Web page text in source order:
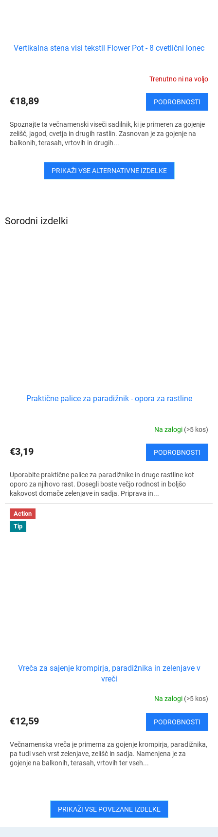
Sorodni izdelki
Praktične palice za paradižnik - opora za rastline
Na zalogi (>5 kos)
€3,19 PODROBNOSTI
Uporabite praktične palice za paradižnike in druge rastline kot
oporo za njihovo rast. Dosegli boste večjo rodnost in boljšo
kakovost domače zelenjave in sadja. Priprava in...
Action
Tip
Vreča za sajenje krompirja, paradižnika in zelenjave v
vreči
Na zalogi (>5 kos)
€12,59 PODROBNOSTI
Večnamenska vreča je primerna za gojenje krompirja, paradižnika,
pa tudi vseh vrst zelenjave, zelišč in sadja. Namenjena je za
gojenje na balkonih, terasah, vrtovih ter vseh...
PRIKAŽI VSE POVEZANE IZDELKE
Vertikalna stena visi tekstil Flower Pot - 8 cvetlični lonec
Trenutno ni na voljo
€18,89 PODROBNOSTI
Spoznajte ta večnamenski viseči sadilnik, ki je primeren za gojenje
zelišč, jagod, cvetja in drugih rastlin. Zasnovan je za gojenje na
balkonih, terasah, vrtovih in drugih...
PRIKAŽI VSE ALTERNATIVNE IZDELKE